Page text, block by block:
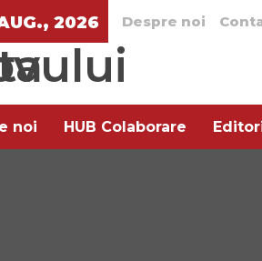
2026 Despre noi
noi HUB Colaborare